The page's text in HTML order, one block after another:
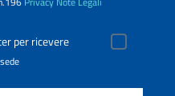
per ricevere